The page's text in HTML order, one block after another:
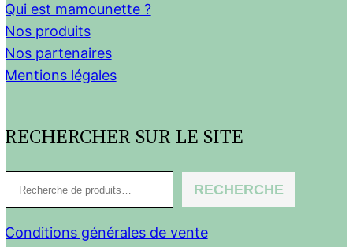
Qui est mamounette ?
Nos produits
Nos partenaires
Mentions légales
RECHERCHER SUR LE SITE
e
c
RECHERCHE
Conditions générales de vente